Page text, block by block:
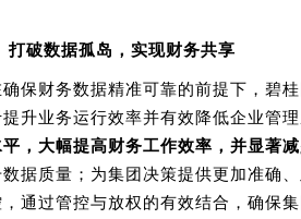
打破数据孤岛，实现财务共享
确保财务数据精准可靠的前提下，碧
提升业务运行效率并有效降低企业管
平，大幅提高财务工作效率，并显著
数据质量；为集团决策提供更加准确
，通过管控与放权的有效结合，确保